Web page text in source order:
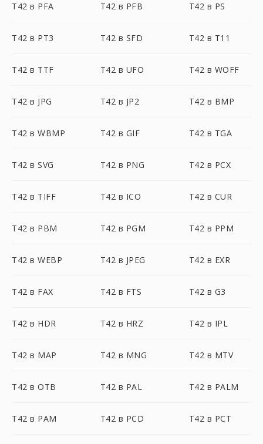
T42 в PFA T42 в PFB T42 в PS
T42 в PT3 T42 в SFD T42 в T11
T42 в TTF T42 в UFO T42 в WOFF
T42 в JPG T42 в JP2 T42 в BMP
T42 в WBMP T42 в GIF T42 в TGA
T42 в SVG T42 в PNG T42 в PCX
T42 в TIFF T42 в ICO T42 в CUR
T42 в PBM T42 в PGM T42 в PPM
T42 в WEBP T42 в JPEG T42 в EXR
T42 в FAX T42 в FTS T42 в G3
T42 в HDR T42 в HRZ T42 в IPL
T42 в MAP T42 в MNG T42 в MTV
T42 в OTB T42 в PAL T42 в PALM
T42 в PAM T42 в PCD T42 в PCT